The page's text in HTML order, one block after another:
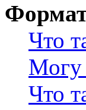
Что
Могу
Что